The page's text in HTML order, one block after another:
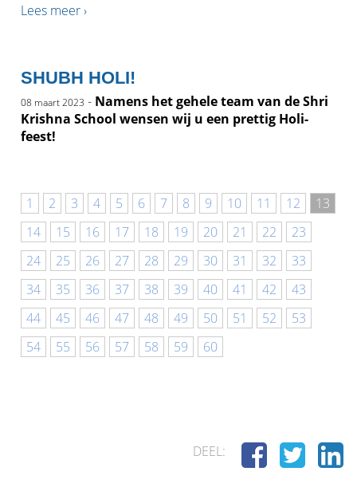
Lees meer ›
SHUBH HOLI!
08 maart 2023 - Namens het gehele team van de Shri
Krishna School wensen wij u een prettig Holi-
feest!
1 2 3 4 5 6 7 8 9 10 11 12
13
14
15 16 17 18 19 20 21 22
23
24
25 26 27 28 29 30 31 32
33
34
35 36 37 38 39 40 41 42
43
44
45 46 47 48 49 50 51 52
53
54
55 56 57 58 59 60
DEEL: